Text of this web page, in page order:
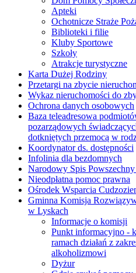
Apteki
Ochotnicze Straże
Biblioteki i filie
Kluby Sportowe
Szkoły
Atrakcje turystyczne
Karta Dużej Rodziny
Przetargi na zbycie
Wykaz nieruchomości do
Ochrona danych osobowych
Baza teleadresowa
pozarządowych
dotkniętych przemocą w
Koordynator ds. dostępności
Infolinia dla bezdomnych
Narodowy Spis Powszechny
Nieodpłatna pomoc prawna
Ośrodek Wsparcia
Gminna Komisja
w Lyskach
Informacje o komisji
Punkt informacyjno -
ramach działań z
alkoholizmowi
Dyżur